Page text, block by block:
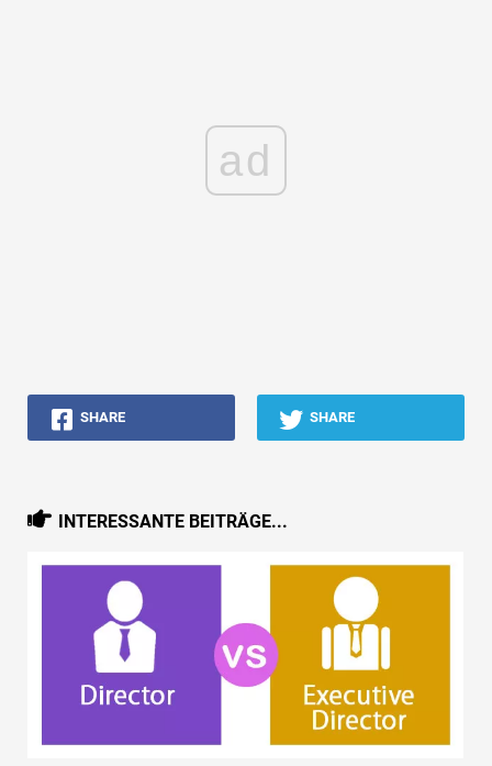
ad
SHARE SHARE
INTERESSANTE BEITRÄGE...